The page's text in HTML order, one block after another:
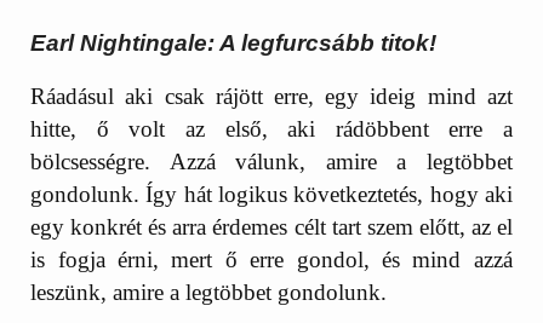
Earl Nightingale: A legfurcsább titok!
Ráadásul aki csak rájött erre, egy ideig mind azt
hitte, ő volt az első, aki rádöbbent erre a
bölcsességre. Azzá válunk, amire a legtöbbet
gondolunk. Így hát logikus következtetés, hogy aki
egy konkrét és arra érdemes célt tart szem előtt, az el
is fogja érni, mert ő erre gondol, és mind azzá
leszünk, amire a legtöbbet gondolunk.